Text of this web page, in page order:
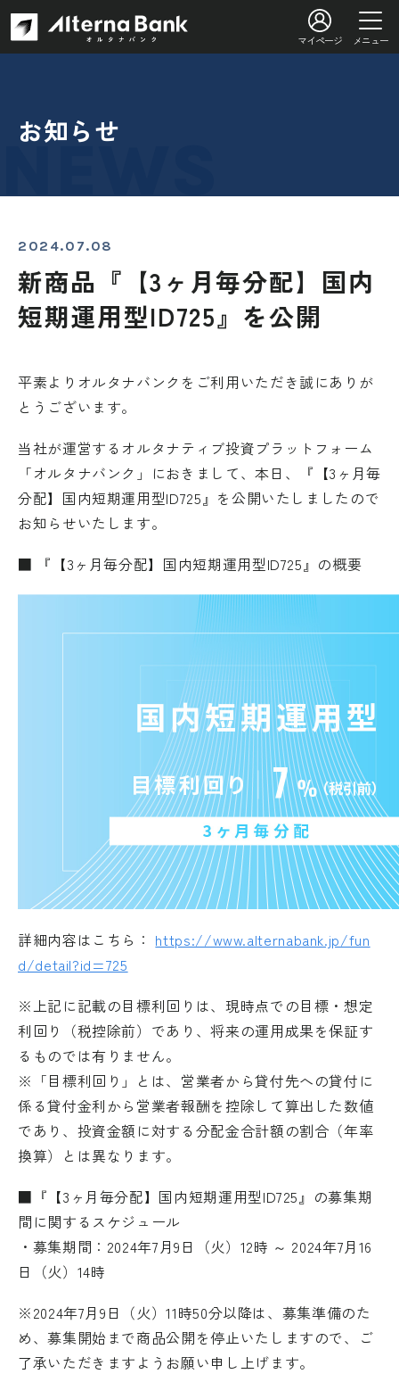
マイページ メニュー
お知らせ
2024.07.08
新商品『【3ヶ月毎分配】国内
短期運用型ID725』を公開
平素よりオルタナバンクをご利用いただき誠にありが
とうございます。
当社が運営するオルタナティブ投資プラットフォーム
「オルタナバンク」におきまして、本日、『【3ヶ月毎
分配】国内短期運用型ID725』を公開いたしましたので
お知らせいたします。
■ 『【3ヶ月毎分配】国内短期運用型ID725』の概要
詳細内容はこちら： https://www.alternabank.jp/fun
d/detail?id=725
※上記に記載の目標利回りは、現時点での目標・想定
利回り（税控除前）であり、将来の運用成果を保証す
るものでは有りません。
※「目標利回り」とは、営業者から貸付先への貸付に
係る貸付金利から営業者報酬を控除して算出した数値
であり、投資金額に対する分配金合計額の割合（年率
換算）とは異なります。
■『【3ヶ月毎分配】国内短期運用型ID725』の募集期
間に関するスケジュール
・募集期間：2024年7月9日（火）12時 ～ 2024年7月16
日（火）14時
※2024年7月9日（火）11時50分以降は、募集準備のた
め、募集開始まで商品公開を停止いたしますので、ご
了承いただきますようお願い申し上げます。